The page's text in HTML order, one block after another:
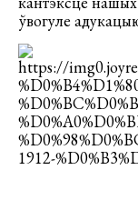
ўвогуле